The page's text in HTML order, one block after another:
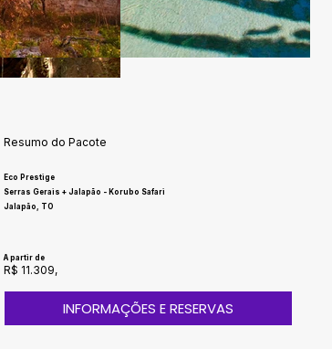
Resumo do Pacote
Eco Prestige
Serras Gerais + Jalapão - Korubo Safari
Jalapão, TO
A partir de
R$ 11.309,
INFORMAÇÕES E RESERVAS